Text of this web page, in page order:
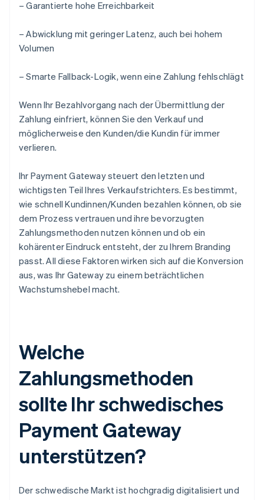
– Garantierte hohe Erreichbarkeit
– Abwicklung mit geringer Latenz, auch bei hohem
Volumen
– Smarte Fallback-Logik, wenn eine Zahlung fehlschlägt
Wenn Ihr Bezahlvorgang nach der Übermittlung der
Zahlung einfriert, können Sie den Verkauf und
möglicherweise den Kunden/die Kundin für immer
verlieren.
Ihr Payment Gateway steuert den letzten und
wichtigsten Teil Ihres Verkaufstrichters. Es bestimmt,
wie schnell Kundinnen/Kunden bezahlen können, ob sie
dem Prozess vertrauen und ihre bevorzugten
Zahlungsmethoden nutzen können und ob ein
kohärenter Eindruck entsteht, der zu Ihrem Branding
passt. All diese Faktoren wirken sich auf die Konversion
aus, was Ihr Gateway zu einem beträchtlichen
Wachstumshebel macht.
Welche
Zahlungsmethoden
sollte Ihr schwedisches
Payment Gateway
unterstützen?
Der schwedische Markt ist hochgradig digitalisiert und